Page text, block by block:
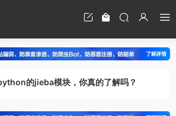
的jieba模块，你真的了解吗？